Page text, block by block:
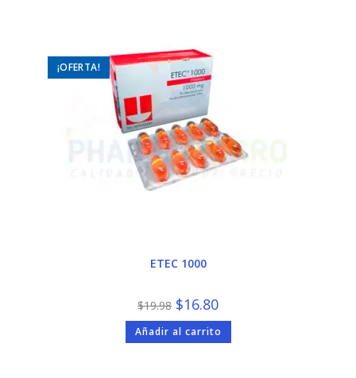
¡OFERTA!
ETEC 1000
$19.98 El
precio
original
era:
$19.98.
$16.80El
precio
actual
es:
$16.80.
Añadir al carrito